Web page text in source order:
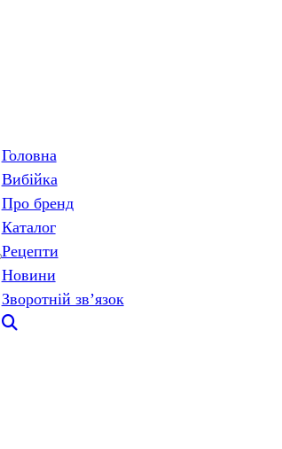
Головна
Вибійка
Про бренд
Каталог
Рецепти
Новини
Зворотній зв’язок